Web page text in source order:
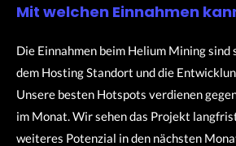
Mit welchen Einnahmen
Die Einnahmen beim Helium Mining sind
dem Hosting Standort und die
Unsere besten Hotspots verdienen
im Monat. Wir sehen das Projekt
weiteres Potenzial in den nächsten